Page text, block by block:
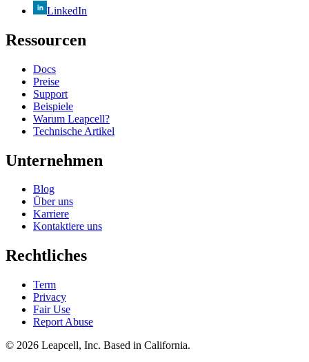
LinkedIn
Ressourcen
Docs
Preise
Support
Beispiele
Warum Leapcell?
Technische Artikel
Unternehmen
Blog
Über uns
Karriere
Kontaktiere uns
Rechtliches
Term
Privacy
Fair Use
Report Abuse
© 2026 Leapcell, Inc. Based in California.